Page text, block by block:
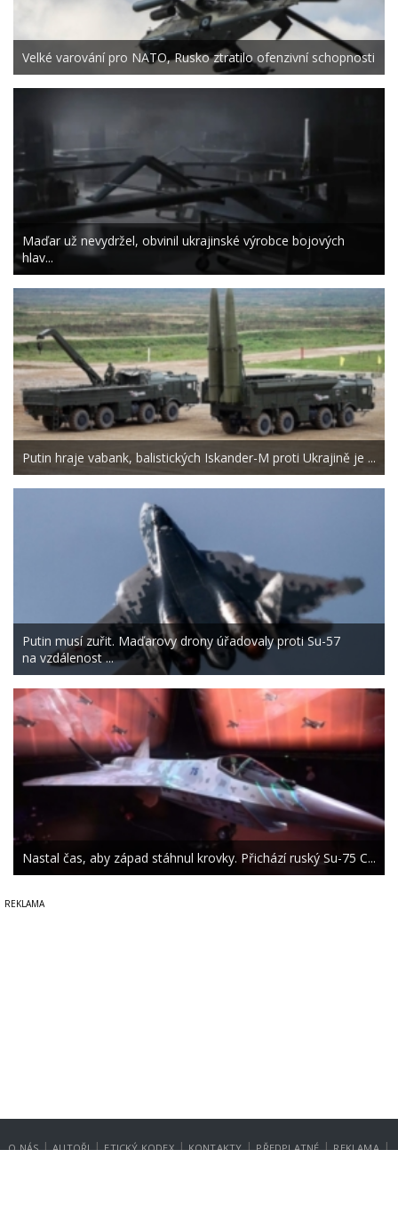
Velké varování pro NATO, Rusko ztratilo ofenzivní schopnosti
Maďar už nevydržel, obvinil ukrajinské výrobce bojových
hlav...
Putin hraje vabank, balistických Iskander-M proti Ukrajině je ...
Putin musí zuřit. Maďarovy drony úřadovaly proti Su-57
na vzdálenost ...
Nastal čas, aby západ stáhnul krovky. Přichází ruský Su-75 C...
O NÁS | AUTOŘI | ETICKÝ KODEX | KONTAKTY | PŘEDPLATNÉ | REKLAMA |